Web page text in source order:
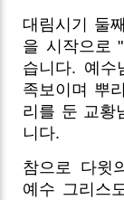
대림시기 둘
을 시작으로
습니다. 예수
족보이며 뿌
리를 둔 교황
니다.
참으로 다윗
예수 그리스